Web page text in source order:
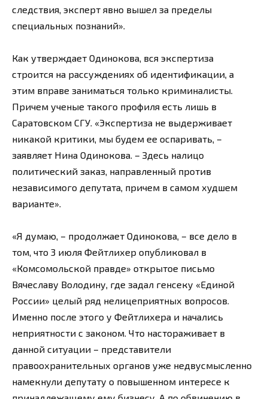
следствия, эксперт явно вышел за пределы
специальных познаний».
Как утверждает Одинокова, вся экспертиза
строится на рассуждениях об идентификации, а
этим вправе заниматься только криминалисты.
Причем ученые такого профиля есть лишь в
Саратовском СГУ. «Экспертиза не выдерживает
никакой критики, мы будем ее оспаривать, –
заявляет Нина Одинокова. – Здесь налицо
политический заказ, направленный против
независимого депутата, причем в самом худшем
варианте».
«Я думаю, – продолжает Одинокова, – все дело в
том, что 3 июля Фейтлихер опубликовал в
«Комсомольской правде» открытое письмо
Вячеславу Володину, где задал генсеку «Единой
России» целый ряд нелицеприятных вопросов.
Именно после этого у Фейтлихера и начались
неприятности с законом. Что настораживает в
данной ситуации – представители
правоохранительных органов уже недвусмысленно
намекнули депутату о повышенном интересе к